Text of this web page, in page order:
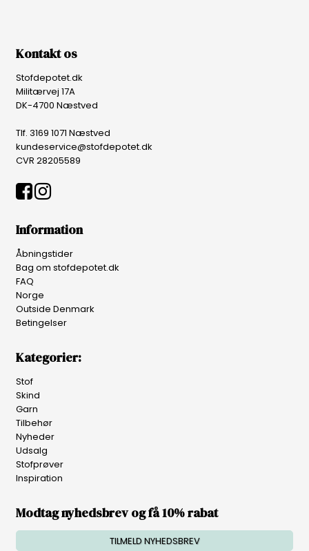
Kontakt os
Stofdepotet.dk
Militærvej 17A
DK-4700 Næstved
Tlf. 3169 1071 Næstved
kundeservice@stofdepotet.dk
CVR 28205589
Information
Åbningstider
Bag om stofdepotet.dk
FAQ
Norge
Outside Denmark
Betingelser
Kategorier:
Stof
Skind
Garn
Tilbehør
Nyheder
Udsalg
Stofprøver
Inspiration
Modtag nyhedsbrev og få 10% rabat
TILMELD NYHEDSBREV